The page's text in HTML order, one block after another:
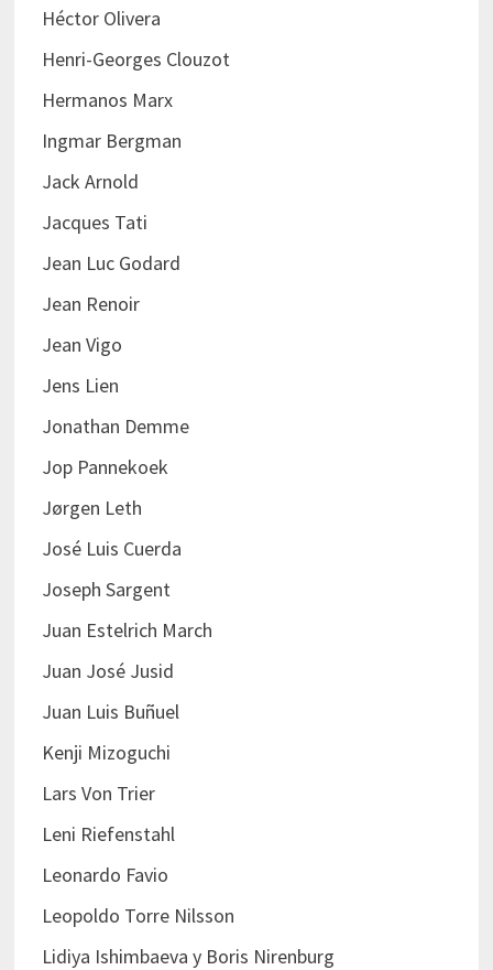
Héctor Olivera
Henri-Georges Clouzot
Hermanos Marx
Ingmar Bergman
Jack Arnold
Jacques Tati
Jean Luc Godard
Jean Renoir
Jean Vigo
Jens Lien
Jonathan Demme
Jop Pannekoek
Jørgen Leth
José Luis Cuerda
Joseph Sargent
Juan Estelrich March
Juan José Jusid
Juan Luis Buñuel
Kenji Mizoguchi
Lars Von Trier
Leni Riefenstahl
Leonardo Favio
Leopoldo Torre Nilsson
Lidiya Ishimbaeva y Boris Nirenburg